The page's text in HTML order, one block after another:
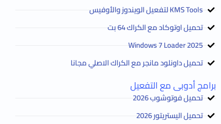
KMS Tools لتفعيل الويندوز والأوفيس
تحميل اوتوكاد مع الكراك 64 بت
2025 Windows 7 Loader
تحميل داونلود مانجر مع الكراك الاصلي مجانا
برامج أدوبى مع التفعيل
تحميل فوتوشوب 2026
تحميل اليستريتور 2026